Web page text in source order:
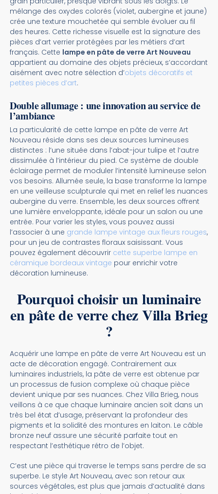
mélange des oxydes colorés (violet, aubergine et jaune)
crée une texture mouchetée qui semble évoluer au fil
des heures. Cette richesse visuelle est la signature des
pièces d’art verrier protégées par les métiers d’art
français. Cette lampe en pâte de verre Art Nouveau
appartient au domaine des objets précieux, s’accordant
aisément avec notre sélection d’objets décoratifs et
petites pièces d’art.
Double allumage : une innovation au service de
l’ambiance
La particularité de cette lampe en pâte de verre Art
Nouveau réside dans ses deux sources lumineuses
distinctes : l’une située dans l’abat-jour tulipe et l’autre
dissimulée à l’intérieur du pied. Ce système de double
éclairage permet de moduler l’intensité lumineuse selon
vos besoins. Allumée seule, la base transforme la lampe
en une veilleuse sculpturale qui met en relief les nuances
aubergine du verre. Ensemble, les deux sources offrent
une lumière enveloppante, idéale pour un salon ou une
entrée. Pour varier les styles, vous pouvez aussi
l’associer à une grande lampe vintage aux fleurs rouges,
pour un jeu de contrastes floraux saisissant. Vous
pouvez également découvrir cette superbe lampe en
céramique bordeaux vintage pour enrichir votre
décoration lumineuse.
Pourquoi choisir un luminaire
en pâte de verre chez Villa Brieg
?
Acquérir une lampe en pâte de verre Art Nouveau est un
acte de décoration engagé. Contrairement aux
luminaires industriels, la pâte de verre est obtenue par
un processus de fusion complexe où chaque pièce
devient unique par ses nuances. Chez Villa Brieg, nous
veillons à ce que chaque luminaire ancien soit dans un
très bel état d’usage, préservant la profondeur des
pigments et la solidité des montures en laiton. Le câble
bronze neuf assure une sécurité parfaite tout en
respectant l’esthétique rétro de l’objet.
C’est une pièce qui traverse le temps sans perdre de sa
superbe. Le style Art Nouveau, avec son retour aux
sources végétales, est plus que jamais d’actualité dans